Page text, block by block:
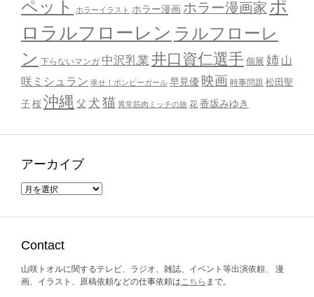
ペット ホラーイラスト ホラー漫画 ホラー漫画家 ポ
ロラルフローレン ラルフローレ
ン 下らないマンガ 中沢乳業 井口資仁選手 個展 姉 山
咲ミシュラン 幸せ！ボンビーガール 早見優 映画 時事問題 松田聖
子 桜 沖縄 父 犬 猫 異常筋肉ミッチの旅 花 香坂みゆき
アーカイブ
ア
ブ
Contact
山咲トオルに関するテレビ、ラジオ、雑誌、イベント等出演依頼、 漫
画、イラスト、原稿依頼などの仕事依頼はこちら まで。